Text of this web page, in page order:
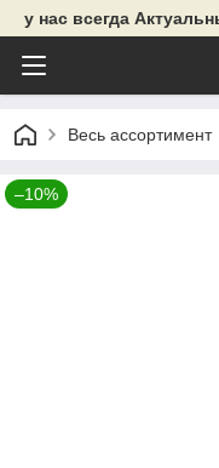
у нас всегда
Весь ассортимент
–10%